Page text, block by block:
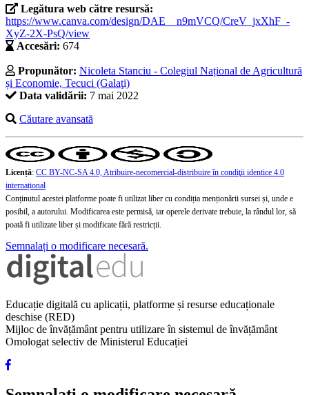
Legătura web către resursă:
https://www.canva.com/design/DAE__n9mVCQ/CreV_jxXhF_-
XyZ-2X-PsQ/view
Accesări: 674
Propunător: Nicoleta Stanciu - Colegiul Național de Agricultură
și Economie, Tecuci (Galaţi)
Data validării: 7 mai 2022
Căutare avansată
Licență: CC BY-NC-SA 4.0, Atribuire-necomercial-distribuire în condiţii identice 4.0
internațional
Conținutul acestei platforme poate fi utilizat liber cu condiția menționării sursei și, unde e
posibil, a autorului. Modificarea este permisă, iar operele derivate trebuie, la rândul lor, să
poată fi utilizate liber și modificate fără restricții.
Semnalați o modificare necesară.
Educație digitală cu aplicații, platforme și resurse educaționale
deschise (RED)
Mijloc de învățământ pentru utilizare în sistemul de învățământ
Omologat selectiv de Ministerul Educației